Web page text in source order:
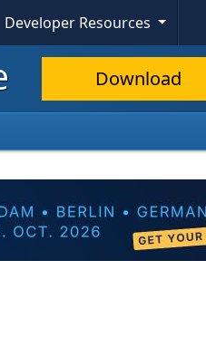
Developer Resources
Download